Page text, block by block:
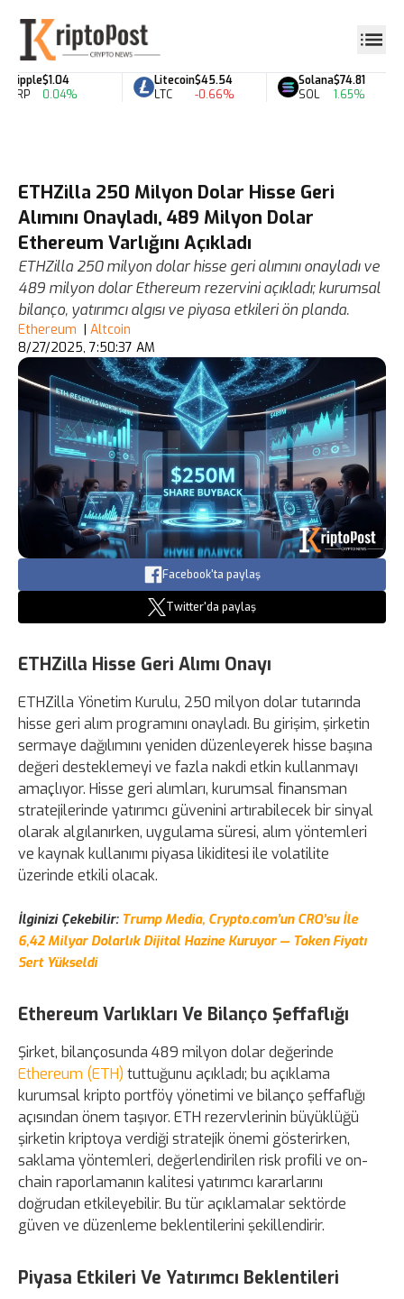
Ripple
XRP
$1.04
0.04%
Litecoin
LTC
$45.54
-0.66%
Solana
SOL
$74.81
1.65%
ETHZilla 250 Milyon Dolar Hisse Geri
Alımını Onayladı, 489 Milyon Dolar
Ethereum Varlığını Açıkladı
ETHZilla 250 milyon dolar hisse geri alımını onayladı ve
489 milyon dolar Ethereum rezervini açıkladı; kurumsal
bilanço, yatırımcı algısı ve piyasa etkileri ön planda.
Ethereum | Altcoin
8/27/2025, 7:50:37 AM
Facebook'ta paylaş
Twitter'da paylaş
ETHZilla Hisse Geri Alımı Onayı
ETHZilla Yönetim Kurulu, 250 milyon dolar tutarında
hisse geri alım programını onayladı. Bu girişim, şirketin
sermaye dağılımını yeniden düzenleyerek hisse başına
değeri desteklemeyi ve fazla nakdi etkin kullanmayı
amaçlıyor. Hisse geri alımları, kurumsal finansman
stratejilerinde yatırımcı güvenini artırabilecek bir sinyal
olarak algılanırken, uygulama süresi, alım yöntemleri
ve kaynak kullanımı piyasa likiditesi ile volatilite
üzerinde etkili olacak.
İlginizi Çekebilir: Trump Media, Crypto.com’un CRO’su İle
6,42 Milyar Dolarlık Dijital Hazine Kuruyor — Token Fiyatı
Sert Yükseldi
Ethereum Varlıkları Ve Bilanço Şeffaflığı
Şirket, bilançosunda 489 milyon dolar değerinde
Ethereum (ETH) tuttuğunu açıkladı; bu açıklama
kurumsal kripto portföy yönetimi ve bilanço şeffaflığı
açısından önem taşıyor. ETH rezervlerinin büyüklüğü
şirketin kriptoya verdiği stratejik önemi gösterirken,
saklama yöntemleri, değerlendirilen risk profili ve on-
chain raporlamanın kalitesi yatırımcı kararlarını
doğrudan etkileyebilir. Bu tür açıklamalar sektörde
güven ve düzenleme beklentilerini şekillendirir.
Piyasa Etkileri Ve Yatırımcı Beklentileri